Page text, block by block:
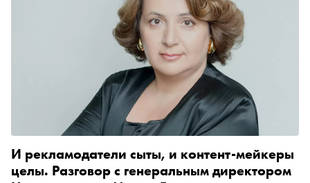
И рекламодатели сыты, и контент-мейкеры
целы. Разговор с генеральным директором